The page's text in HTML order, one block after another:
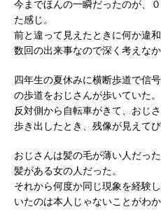
今までほんの一瞬だったのが、
た感じ。
前と違って見えたときに何か違
数回の出来事なので深く考えなか
四年生の夏休みに横断歩道で信
の歩道をおじさんが歩いていた。
反対側から自転車がきて、おじ
歩き出したとき、残像が見えてび
おじさんは髪の毛が薄い人だっ
髪がある女の人だった。
それから何度か同じ現象を経験
いたのは本人じゃないことがわか